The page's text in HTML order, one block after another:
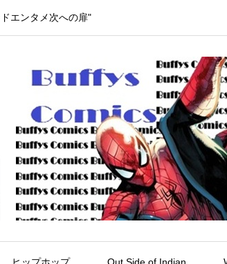
エンタメ次への扉"